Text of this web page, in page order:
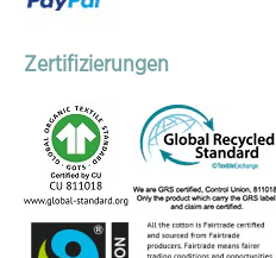
Zertifizierungen